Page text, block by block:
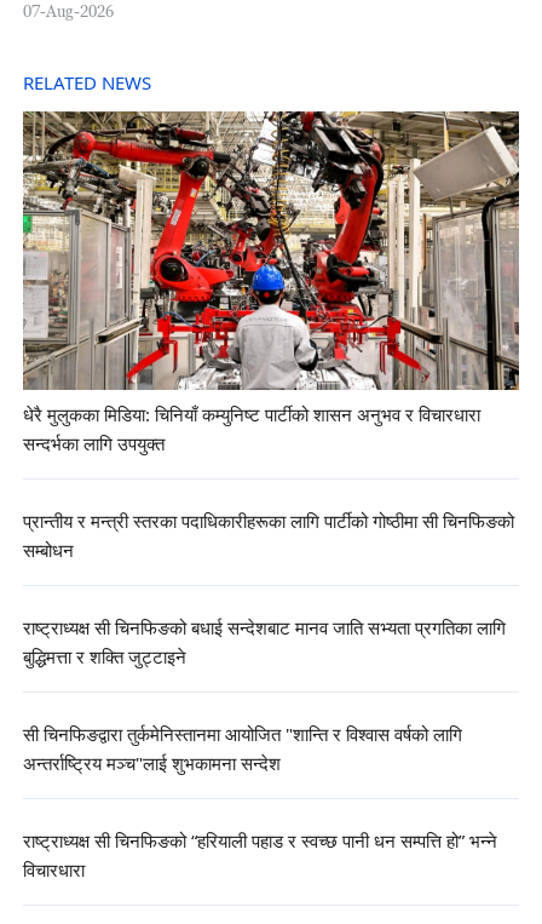
07-Aug-2026
RELATED NEWS
धेरै मुलुकका मिडिया: चिनियाँ कम्युनिष्ट पार्टीको शासन अनुभव र विचारधारा
सन्दर्भका लागि उपयुक्त
प्रान्तीय र मन्त्री स्तरका पदाधिकारीहरूका लागि पार्टीको गोष्ठीमा सी चिनफिङको
सम्बोधन
राष्ट्राध्यक्ष सी चिनफिङको बधाई सन्देशबाट मानव जाति सभ्यता प्रगतिका लागि
बुद्धिमत्ता र शक्ति जुट्टाइने
सी चिनफिङद्वारा तुर्कमेनिस्तानमा आयोजित "शान्ति र विश्वास वर्षको लागि
अन्तर्राष्ट्रिय मञ्च"लाई शुभकामना सन्देश
राष्ट्राध्यक्ष सी चिनफिङको “हरियाली पहाड र स्वच्छ पानी धन सम्पत्ति हो” भन्ने
विचारधारा